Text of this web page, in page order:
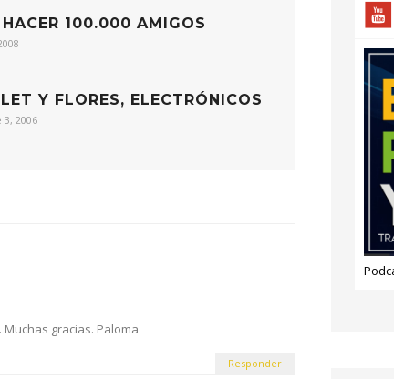
100.000 AMIGOS
Y FLORES, ELECTRÓNICOS
2006
gracias. Paloma
Responder